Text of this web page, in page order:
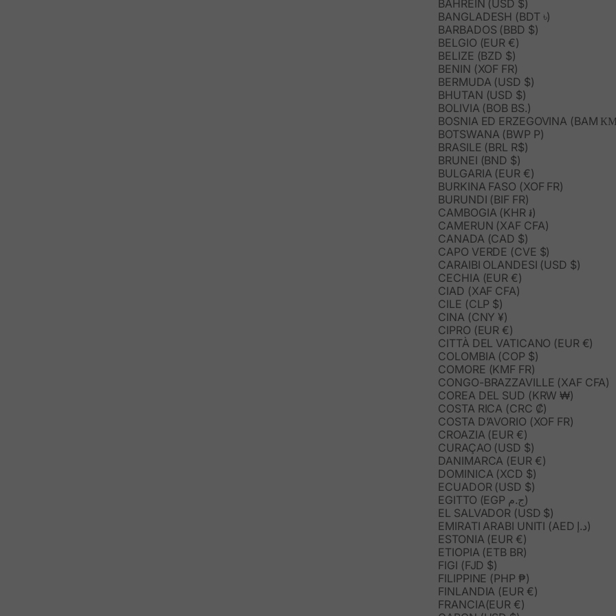
BAHREIN (USD $)
BANGLADESH (BDT ৳)
BARBADOS (BBD $)
BELGIO (EUR €)
BELIZE (BZD $)
BENIN (XOF FR)
BERMUDA (USD $)
BHUTAN (USD $)
BOLIVIA (BOB BS.)
BOSNIA ED ERZEGOVINA (BAM
BOTSWANA (BWP P)
BRASILE (BRL R$)
BRUNEI (BND $)
BULGARIA (EUR €)
BURKINA FASO (XOF FR)
BURUNDI (BIF FR)
CAMBOGIA (KHR ៛)
CAMERUN (XAF CFA)
CANADA (CAD $)
CAPO VERDE (CVE $)
CARAIBI OLANDESI (USD $)
CECHIA (EUR €)
CIAD (XAF CFA)
CILE (CLP $)
CINA (CNY ¥)
CIPRO (EUR €)
CITTÀ DEL VATICANO (EUR €)
COLOMBIA (COP $)
COMORE (KMF FR)
CONGO-BRAZZAVILLE (XAF CFA)
COREA DEL SUD (KRW ₩)
COSTA RICA (CRC ₡)
COSTA D’AVORIO (XOF FR)
CROAZIA (EUR €)
CURAÇAO (USD $)
DANIMARCA (EUR €)
DOMINICA (XCD $)
ECUADOR (USD $)
EGITTO (EGP ج.م)
EL SALVADOR (USD $)
EMIRATI ARABI UNITI (AED د.إ)
ESTONIA (EUR €)
ETIOPIA (ETB BR)
FIGI (FJD $)
FILIPPINE (PHP ₱)
FINLANDIA (EUR €)
FRANCIA(EUR €)